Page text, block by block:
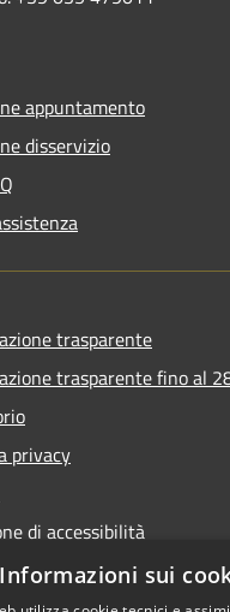
appuntamento
disservizio
trasparente
trasparente fino al
privacy
di accessibilità
accessibilità
Informazioni sui